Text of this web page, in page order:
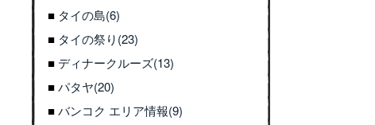
タイの島(6)
タイの祭り(23)
ディナークルーズ(13)
パタヤ(20)
バンコク エリア情報(9)